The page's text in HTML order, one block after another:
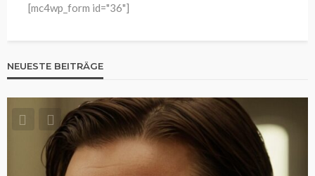
[mc4wp_form id="36"]
NEUESTE BEITRÄGE